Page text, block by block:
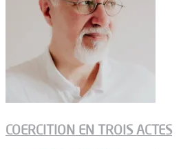
COERCITION EN TROIS ACTES